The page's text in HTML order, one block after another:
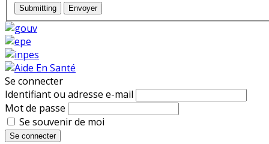
Submitting Envoyer
Se connecter
Identifiant ou adresse e-mail
Mot de passe
Se souvenir de moi
Se connecter